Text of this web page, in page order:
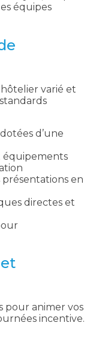
équipes
hôtelier varié et
d’une
équipements
en
directes et
pour animer vos
incentive.